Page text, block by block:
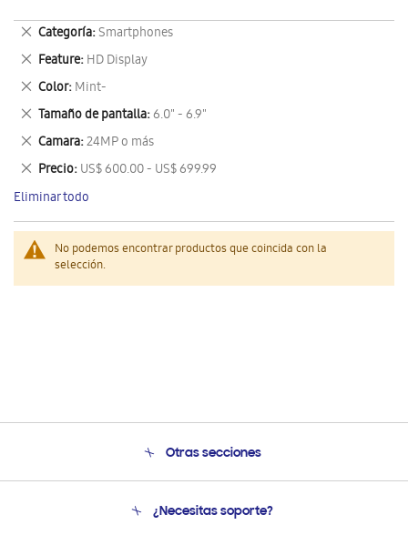
No podemos encontrar productos que coincida con la
selección.
Categoría Smartphones
Eliminar
este
artículo
Feature HD Display
Eliminar
este
artículo
Color Mint-
Eliminar
este
artículo
Tamaño de pantalla 6.0" - 6.9"
Eliminar
este
artículo
Camara 24MP o más
Eliminar
este
artículo
Precio US$ 600.00 - US$ 699.99
Eliminar
este
artículo
Eliminar todo
Otras secciones
Soporte
¿Necesitas soporte?